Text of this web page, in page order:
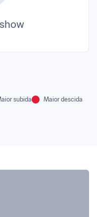
subida Maior descida